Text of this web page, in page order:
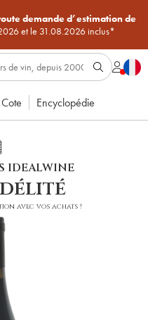
demande d’estimation de
et le 31.08.2026 inclus*
Cote Encyclopédie
IDEALWINE
avec vos achats !